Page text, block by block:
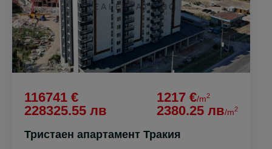
116741 €
228325.55 лв
1217 €/m2
2380.25 лв/m2
Тристаен апартамент Тракия